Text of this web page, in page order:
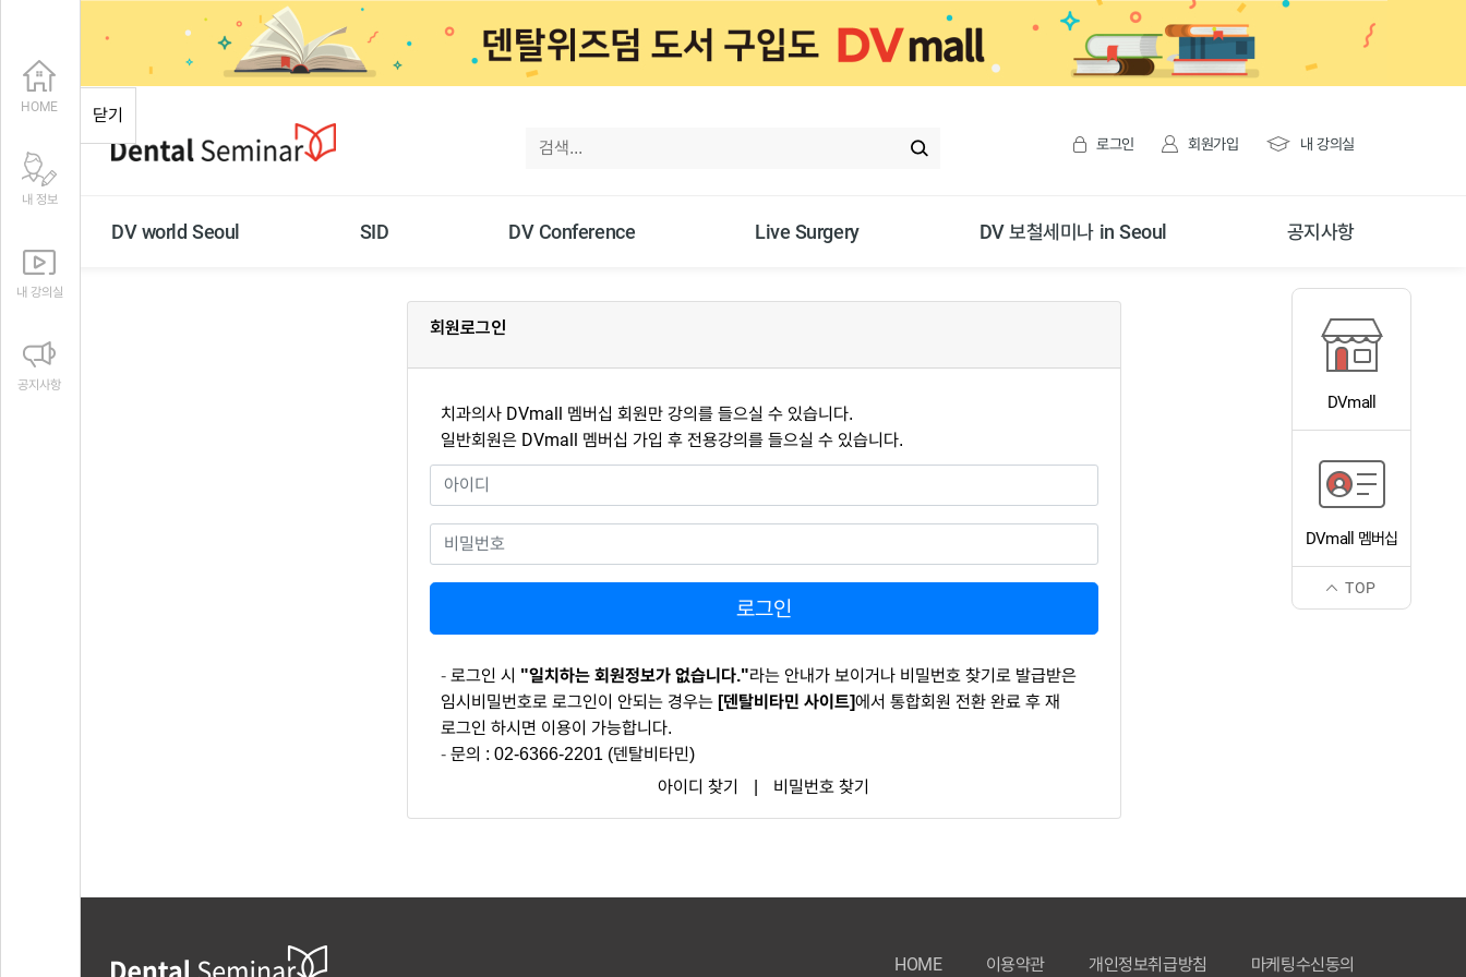
로그인 회원가입 내 강의실
DV world Seoul SID DV Conference Live Surgery DV 보철세미나 in Seoul 공지사항
회원로그인
치과의사 DVmall 멤버십 회원만 강의를 들으실 수 있습니다.
일반회원은 DVmall 멤버십 가입 후 전용강의를 들으실 수 있습니다.
로그인
로그인 시 "일치하는 회원정보가 없습니다."라는 안내가 보이거나 비밀번호 찾기로 발급받은
임시비밀번호로 로그인이 안되는 경우는 [덴탈비타민 사이트]에서 통합회원 전환 완료 후 재
로그인 하시면 이용이 가능합니다.
문의 : 02-6366-2201 (덴탈비타민)
아이디 찾기
비밀번호 찾기
DVmall
DVmall 멤버십
TOP
HOME
내 정보
내 강의실
공지사항
닫기
HOME 이용약관 개인정보취급방침 마케팅수신동의